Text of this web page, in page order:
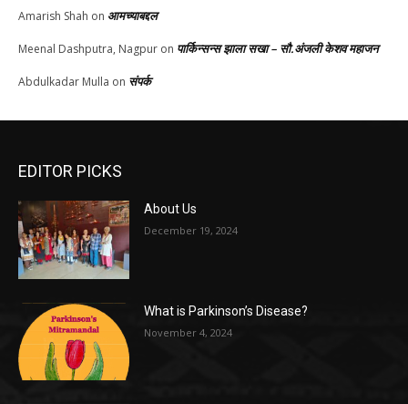
Amarish Shah on आमच्याबद्दल
Meenal Dashputra, Nagpur on पार्किन्सन्स झाला सखा – सौ.अंजली केशव महाजन
Abdulkadar Mulla on संपर्क
EDITOR PICKS
About Us
December 19, 2024
What is Parkinson’s Disease?
November 4, 2024